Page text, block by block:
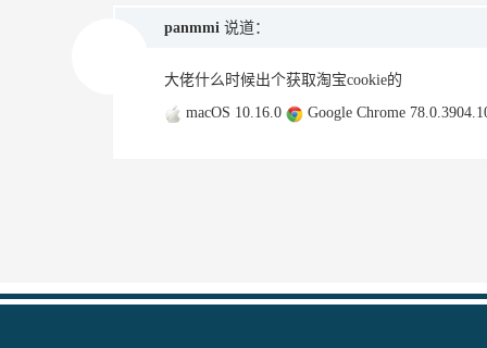
panmmi 说道：
大佬什么时候出个获取淘宝cookie的
macOS 10.16.0
Google Chrome